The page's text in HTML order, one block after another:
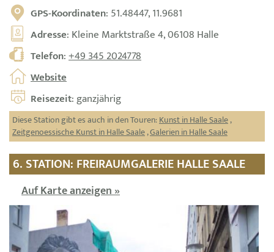
GPS-Koordinaten: 51.48447, 11.9681
Adresse: Kleine Marktstraße 4, 06108 Halle
Telefon:+49 345 2024778
Website
Reisezeit: ganzjährig
Diese Station gibt es auch in den Touren:Kunst in Halle Saale,
Zeitgenoessische Kunst in Halle Saale,Galerien in Halle Saale
6. STATION: FREIRAUMGALERIE HALLE SAALE
Auf Karte anzeigen »